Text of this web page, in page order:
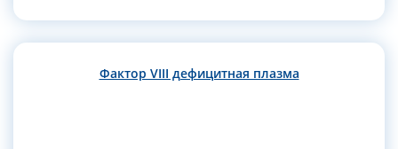
Фактор VIII дефицитная плазма